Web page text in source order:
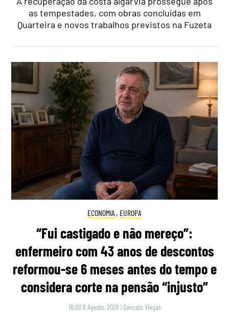
as tempestades, com obras concluídas em
Quarteira e novos trabalhos previstos na Fuzeta
ECONOMIA , EUROPA
“Fui castigado e não mereço”:
enfermeiro com 43 anos de descontos
reformou-se 6 meses antes do tempo e
considera corte na pensão “injusto”
16:00 6 Agosto, 2026 | Gonçalo Viegas